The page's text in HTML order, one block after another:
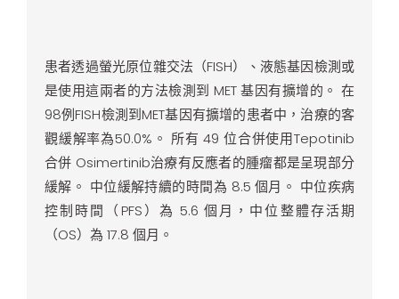
患者透過螢光原位雜交法（FISH）、液態基因檢測或
是使用這兩者的方法檢測到 MET 基因有擴增的。 在
98例FISH檢測到MET基因有擴增的患者中，治療的客
觀緩解率為50.0%。 所有 49 位合併使用Tepotinib
合併 Osimertinib治療有反應者的腫瘤都是呈現部分
緩解。 中位緩解持續的時間為 8.5 個月。 中位疾病
控制時間（PFS）為 5.6 個月，中位整體存活期
（OS）為 17.8 個月。